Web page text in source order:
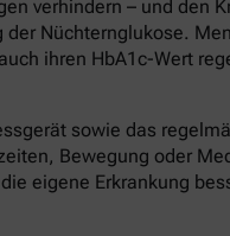
verhindern – und den
Nüchternglukose.
ihren HbA1c-Wert
sowie das
Bewegung oder
eigene Erkrankung